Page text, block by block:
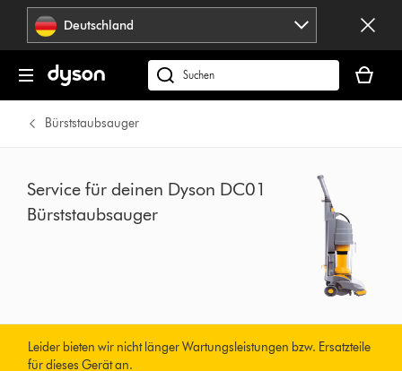
Navigation
überspringenDeutschland
dyson.de
durchsuchen
ist
Bürststaubsauger
Service für deinen Dyson DC01
Bürststaubsauger
Leider bieten wir nicht länger Wartungsleistungen bzw. Ersatzteile
für dieses Gerät an.